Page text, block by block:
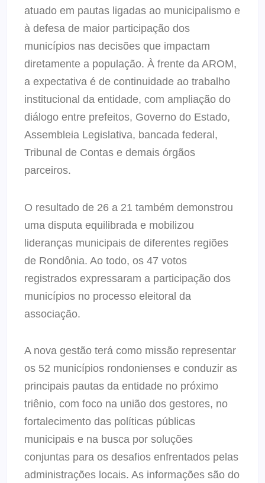
atuado em pautas ligadas ao municipalismo e
à defesa de maior participação dos
municípios nas decisões que impactam
diretamente a população. À frente da AROM,
a expectativa é de continuidade ao trabalho
institucional da entidade, com ampliação do
diálogo entre prefeitos, Governo do Estado,
Assembleia Legislativa, bancada federal,
Tribunal de Contas e demais órgãos
parceiros.
O resultado de 26 a 21 também demonstrou
uma disputa equilibrada e mobilizou
lideranças municipais de diferentes regiões
de Rondônia. Ao todo, os 47 votos
registrados expressaram a participação dos
municípios no processo eleitoral da
associação.
A nova gestão terá como missão representar
os 52 municípios rondonienses e conduzir as
principais pautas da entidade no próximo
triênio, com foco na união dos gestores, no
fortalecimento das políticas públicas
municipais e na busca por soluções
conjuntas para os desafios enfrentados pelas
administrações locais. As informações são do